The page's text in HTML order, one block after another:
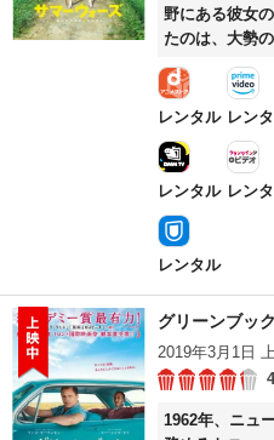
野にある彼女
たのは、大勢
も、健二は夏
頼まれ、親せ
を務めること
レンタル レン
レンタル レン
レンタル
グリーンブック
2019年3月1日
1962年、ニュ